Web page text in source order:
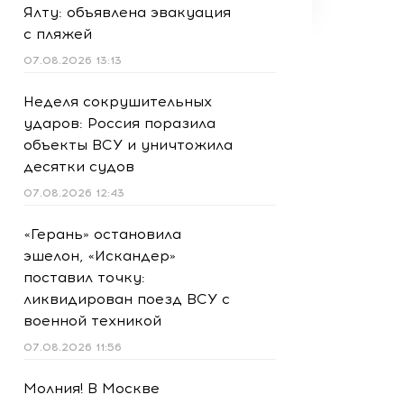
Ялту: объявлена эвакуация
с пляжей
07.08.2026 13:13
Неделя сокрушительных
ударов: Россия поразила
объекты ВСУ и уничтожила
десятки судов
07.08.2026 12:43
«Герань» остановила
эшелон, «Искандер»
поставил точку:
ликвидирован поезд ВСУ с
военной техникой
07.08.2026 11:56
Молния! В Москве